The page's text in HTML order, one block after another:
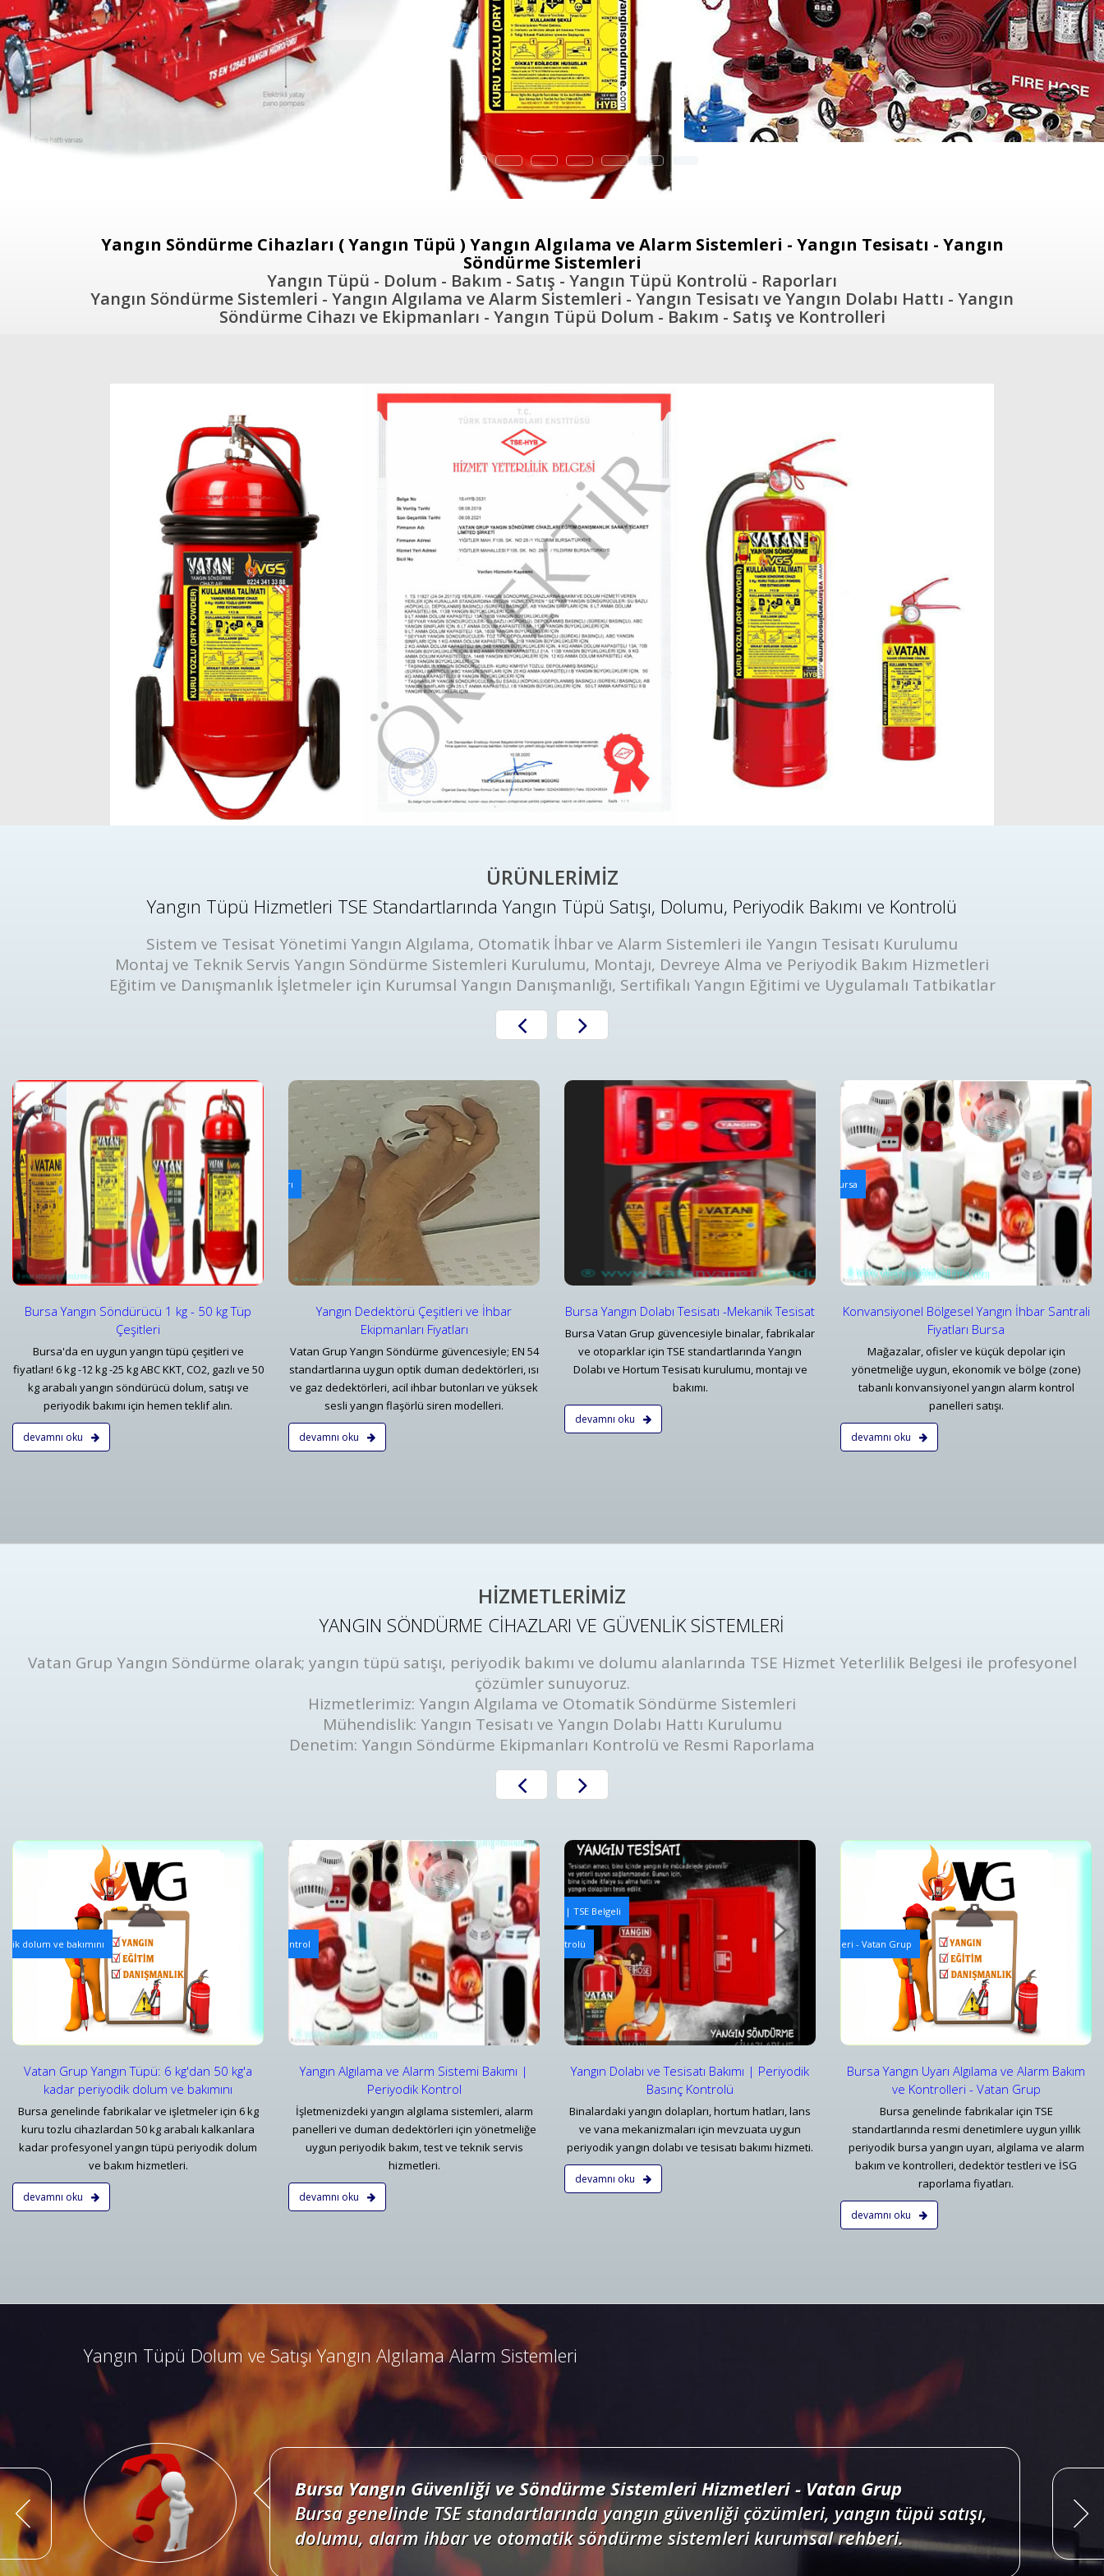
Yangın Söndürme Cihazları ( Yangın Tüpü ) Yangın Algılama ve Alarm Sistemleri - Yangın Tesisatı - Yangın
Söndürme Sistemleri
Yangın Tüpü - Dolum - Bakım - Satış - Yangın Tüpü Kontrolü - Raporları
Yangın Söndürme Sistemleri - Yangın Algılama ve Alarm Sistemleri - Yangın Tesisatı ve Yangın Dolabı Hattı - Yangın
Söndürme Cihazı ve Ekipmanları - Yangın Tüpü Dolum - Bakım - Satış ve Kontrolleri
ÜRÜNLERİMİZ
Yangın Tüpü Hizmetleri TSE Standartlarında Yangın Tüpü Satışı, Dolumu, Periyodik Bakımı ve Kontrolü
Sistem ve Tesisat Yönetimi Yangın Algılama, Otomatik İhbar ve Alarm Sistemleri ile Yangın Tesisatı Kurulumu
Montaj ve Teknik Servis Yangın Söndürme Sistemleri Kurulumu, Montajı, Devreye Alma ve Periyodik Bakım Hizmetleri
Eğitim ve Danışmanlık İşletmeler için Kurumsal Yangın Danışmanlığı, Sertifikalı Yangın Eğitimi ve Uygulamalı Tatbikatlar
Bursa Yangın Söndürücü 1 kg - 50 kg Tüp
Çeşitleri
Bursa'da en uygun yangın tüpü çeşitleri ve
fiyatları! 6 kg -12 kg -25 kg ABC KKT, CO2, gazlı ve 50
kg arabalı yangın söndürücü dolum, satışı ve
periyodik bakımı için hemen teklif alın.
devamnı oku
Yangın Dedektörleri & Sensörleri (Duman, Isı, Gaz)
Yangın Dedektörü Çeşitleri ve İhbar Ekipmanları Fiyatları
Detaylar
Yangın Dedektörü Çeşitleri ve İhbar
Ekipmanları Fiyatları
Vatan Grup Yangın Söndürme güvencesiyle; EN 54
standartlarına uygun optik duman dedektörleri, ısı
ve gaz dedektörleri, acil ihbar butonları ve yüksek
sesli yangın flaşörlü siren modelleri.
devamnı oku
Yangın Dolabı ve Hortum Tesisatı
Bursa Yangın Dolabı Tesisatı -Mekanik Tesisat
Detaylar
Bursa Yangın Dolabı Tesisatı -Mekanik Tesisat
Bursa Vatan Grup güvencesiyle binalar, fabrikalar
ve otoparklar için TSE standartlarında Yangın
Dolabı ve Hortum Tesisatı kurulumu, montajı ve
bakımı.
devamnı oku
Yangın Alarm & Kontrol Panelleri
Konvansiyonel Bölgesel Yangın İhbar Santrali Fiyatları Bursa
Detaylar
Konvansiyonel Bölgesel Yangın İhbar Santrali
Fiyatları Bursa
Mağazalar, ofisler ve küçük depolar için
yönetmeliğe uygun, ekonomik ve bölge (zone)
tabanlı konvansiyonel yangın alarm kontrol
panelleri satışı.
devamnı oku
Arabalı Yangın Hortum Makaraları
Tekerlekli Mobil Yangın Hortumu Makaraları ve
Detaylar
HİZMETLERİMİZ
YANGIN SÖNDÜRME CİHAZLARI VE GÜVENLİK SİSTEMLERİ
Vatan Grup Yangın Söndürme olarak; yangın tüpü satışı, periyodik bakımı ve dolumu alanlarında TSE Hizmet Yeterlilik Belgesi ile profesyonel
çözümler sunuyoruz.
Hizmetlerimiz: Yangın Algılama ve Otomatik Söndürme Sistemleri
Mühendislik: Yangın Tesisatı ve Yangın Dolabı Hattı Kurulumu
Denetim: Yangın Söndürme Ekipmanları Kontrolü ve Resmi Raporlama
dolum ve bakımını
Vatan Grup Yangın Tüpü: 6 kg'dan 50 kg'a
kadar periyodik dolum ve bakımını
Bursa genelinde fabrikalar ve işletmeler için 6 kg
kuru tozlu cihazlardan 50 kg arabalı kalkanlara
kadar profesyonel yangın tüpü periyodik dolum
ve bakım hizmetleri.
devamnı oku
Yangın Algılama ve Alarm Bakım ve Kontrolleri
Yangın Algılama ve Alarm Sistemi Bakımı | Periyodik Kontrol
Detaylar
Yangın Algılama ve Alarm Sistemi Bakımı |
Periyodik Kontrol
İşletmenizdeki yangın algılama sistemleri, alarm
panelleri ve duman dedektörleri için yönetmeliğe
uygun periyodik bakım, test ve teknik servis
hizmetleri.
devamnı oku
Mekanik Yangın Tesisatı Bakım ve Periyodik Kontrolleri | TSE Belgeli
Yangın Dolabı ve Tesisatı Bakımı | Periyodik Basınç Kontrolü
Detaylar
Yangın Dolabı ve Tesisatı Bakımı | Periyodik
Basınç Kontrolü
Binalardaki yangın dolapları, hortum hatları, lans
ve vana mekanizmaları için mevzuata uygun
periyodik yangın dolabı ve tesisatı bakımı hizmeti.
devamnı oku
Yangın Algılama ve Alarm Bakım ve Kontrolleri
Bursa Yangın Uyarı Algılama ve Alarm Bakım ve Kontrolleri - Vatan Grup
Detaylar
Bursa Yangın Uyarı Algılama ve Alarm Bakım
ve Kontrolleri - Vatan Grup
Bursa genelinde fabrikalar için TSE
standartlarında resmi denetimlere uygun yıllık
periyodik bursa yangın uyarı, algılama ve alarm
bakım ve kontrolleri, dedektör testleri ve İSG
raporlama fiyatları.
devamnı oku
Mekanik Yangın Tesisatı Bakım ve Periyodik
Bursa Mekanik Yangın Tesisatı ve Periyodik Kontrol
Detaylar
Yangın Tüpü Dolum ve Satışı Yangın Algılama Alarm Sistemleri
Bursa Yangın Algılama ve İhbar Alarm Sistemleri
Bursa adresli ve konvansiyonel yangın alarm sistemleri projelendirme, duman, ısı,
kombine dedektörler, kontrol panelleri ve yangın butonları satış, bakım, montajı.
Bursa Yangın Güvenliği ve Söndürme Sistemleri Hizmetleri - Vatan Grup
Bursa genelinde TSE standartlarında yangın güvenliği çözümleri, yangın tüpü satışı,
dolumu, alarm ihbar ve otomatik söndürme sistemleri kurumsal rehberi.